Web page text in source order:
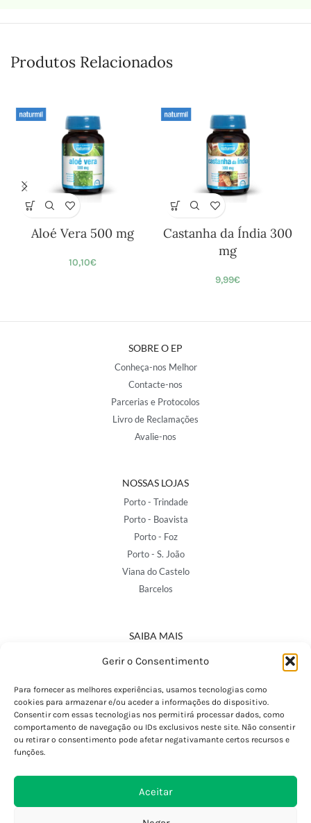
Gerir o Consentimento
Para fornecer as melhores experiências, usamos tecnologias como
cookies para armazenar e/ou aceder a informações do dispositivo.
Consentir com essas tecnologias nos permitirá processar dados, como
comportamento de navegação ou IDs exclusivos neste site. Não consentir
ou retirar o consentimento pode afetar negativamante certos recursos e
funções.
Aceitar
Produtos Relacionados
Aloé Vera 500 mg
10,10€
Castanha da Índia 300
mg
9,99€
SOBRE O EP
Conheça-nos Melhor
Contacte-nos
Parcerias e Protocolos
Livro de Reclamações
Avalie-nos
NOSSAS LOJAS
Porto - Trindade
Porto - Boavista
Porto - Foz
Porto - S. João
Viana do Castelo
Barcelos
SAIBA MAIS
Política de Privacidade
Termos e Condições
Perguntas Frequentes
Custos de Envio
Encomendas Internacionais
Devoluções e Trocas